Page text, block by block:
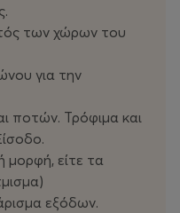
των χώρων του
για την
ποτών. Τρόφιμα και
μορφή, είτε τα
εξόδων.